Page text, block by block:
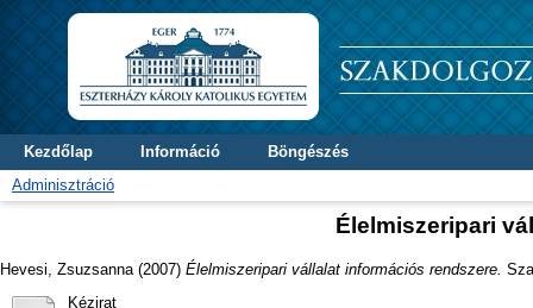
Kezdőlap Információ
Böngészés
Adminisztráció
Élelmiszeripari
Hevesi, Zsuzsanna (2007) Élelmiszeripari vállalat információs rendszere.
Kézirat